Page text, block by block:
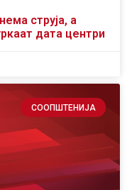
струја, а
дата центри
СООПШТЕНИЈА